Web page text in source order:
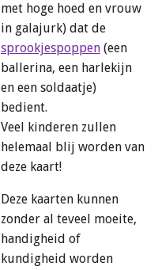
met hoge hoed en vrouw
in galajurk) dat de
sprookjespoppen (een
ballerina, een harlekijn
en een soldaatje)
bedient.
Veel kinderen zullen
helemaal blij worden van
deze kaart!
Deze kaarten kunnen
zonder al teveel moeite,
handigheid of
kundigheid worden